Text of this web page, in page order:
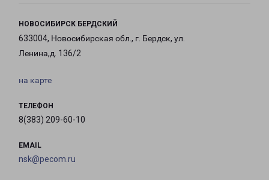
НОВОСИБИРСК БЕРДСКИЙ
633004, Новосибирская обл., г. Бердск, ул.
Ленина,д. 136/2
на карте
ТЕЛЕФОН
8(383) 209-60-10
EMAIL
nsk@pecom.ru